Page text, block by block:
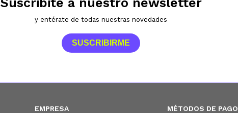
EMPRESA MÉTODOS DE PAGO
y entérate de todas nuestras novedades
SUSCRIBIRME